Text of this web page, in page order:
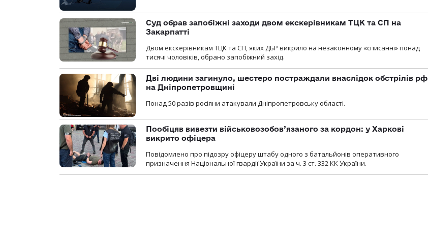
Суд обрав запобіжні заходи двом екскерівникам ТЦК та СП на
Закарпатті
Двом екскерівникам ТЦК та СП, яких ДБР викрило на незаконному «списанні» понад
тисячі чоловіків, обрано запобіжний захід.
Дві людини загинуло, шестеро постраждали внаслідок обстрілів рф
на Дніпропетровщині
Понад 50 разів росіяни атакували Дніпропетровську області.
Пообіцяв вивезти військовозобов’язаного за кордон: у Харкові
викрито офіцера
Повідомлено про підозру офіцеру штабу одного з батальйонів оперативного
призначення Національної гвардії України за ч. 3 ст. 332 КК України.